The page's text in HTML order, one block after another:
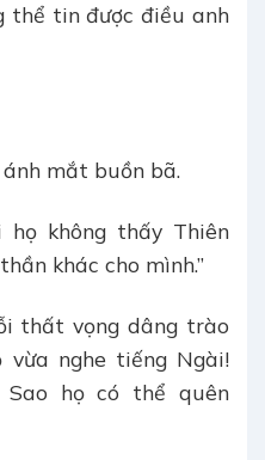
thể tin được điều anh
mắt buồn bã.
họ không thấy Thiên
khác cho mình.”
thất vọng dâng trào
vừa nghe tiếng Ngài!
họ có thể quên